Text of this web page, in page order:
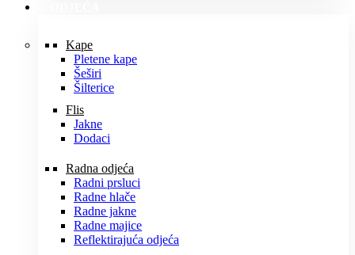
Kape
Pletene kape
Šeširi
Šilterice
Flis
Jakne
Dodaci
Radna odjeća
Radni prsluci
Radne hlače
Radne jakne
Radne majice
Reflektirajuća odjeća